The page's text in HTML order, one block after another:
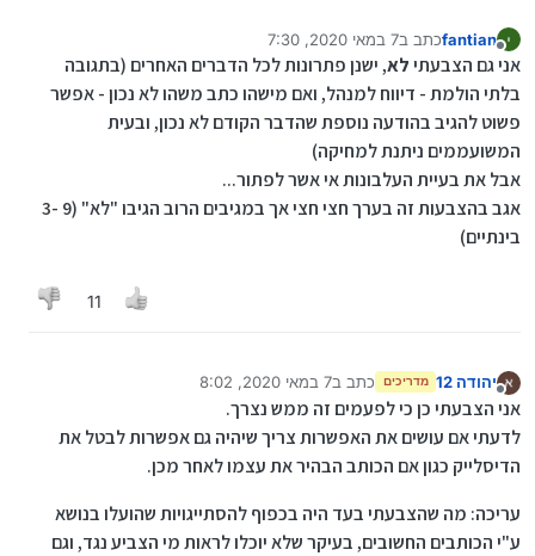
מנותק
fantianכתב ב7 במאי 2020, 7:30
נערך לאחרונה על ידי fantian5 ביולי 2020, 7:37
אני גם הצבעתילא, ישנן פתרונות לכל הדברים האחרים (בתגובה
בלתי הולמת - דיווח למנהל, ואם מישהו כתב משהו לא נכון - אפשר
פשוט להגיב בהודעה נוספת שהדבר הקודם לא נכון, ובעית
המשועממים ניתנת למחיקה)
אבל את בעיית העלבונות אי אשר לפתור...
אגב בהצבעות זה בערך חצי חצי אך במגיבים הרוב הגיבו "לא" (9 -3
בינתיים)
11
מנותק
יהודה 12 מדריכים כתב ב7 במאי 2020, 8:02
נערך לאחרונה על ידי יהודה 12
אני הצבעתי כן כי לפעמים זה ממש נצרך.
לדעתי אם עושים את האפשרות צריך שיהיה גם אפשרות לבטל את
הדיסלייק כגון אם הכותב הבהיר את עצמו לאחר מכן.
עריכה: מה שהצבעתי בעד היה בכפוף להסתייגויות שהועלו בנושא
ע"י הכותבים החשובים, בעיקר שלא יוכלו לראות מי הצביע נגד, וגם